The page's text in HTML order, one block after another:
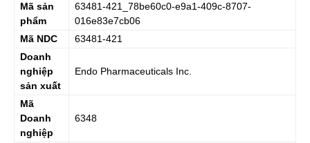
Mã sản
phẩm
63481-421_78be60c0-e9a1-409c-8707-
016e83e7cb06
Mã NDC
63481-421
Doanh
nghiệp
sản xuất
Endo Pharmaceuticals Inc.
Mã
Doanh
nghiệp
6348